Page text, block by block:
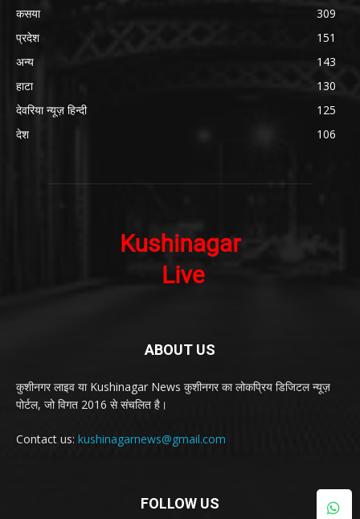
कसया
309
प्रदेश
151
अन्य
143
हाटा
130
देवरिया न्यूज़ हिन्दी
125
देश
106
ABOUT US
कुशीनगर लाइव या Kushinagar News कुशीनगर का लोकप्रिय डिजिटल न्यूज़
पोर्टल, जो विगत 2016 से संचलित है।
Contact us: kushinagarnews@gmail.com
FOLLOW US